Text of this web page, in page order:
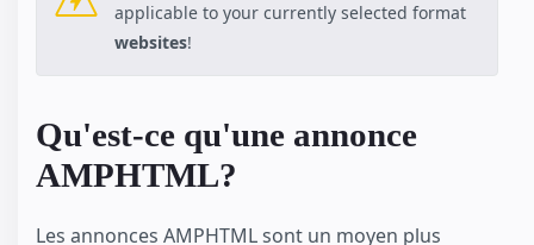
applicable to your currently selected format
websites!
Qu'est-ce qu'une annonce
AMPHTML?
Les annonces AMPHTML sont un moyen plus